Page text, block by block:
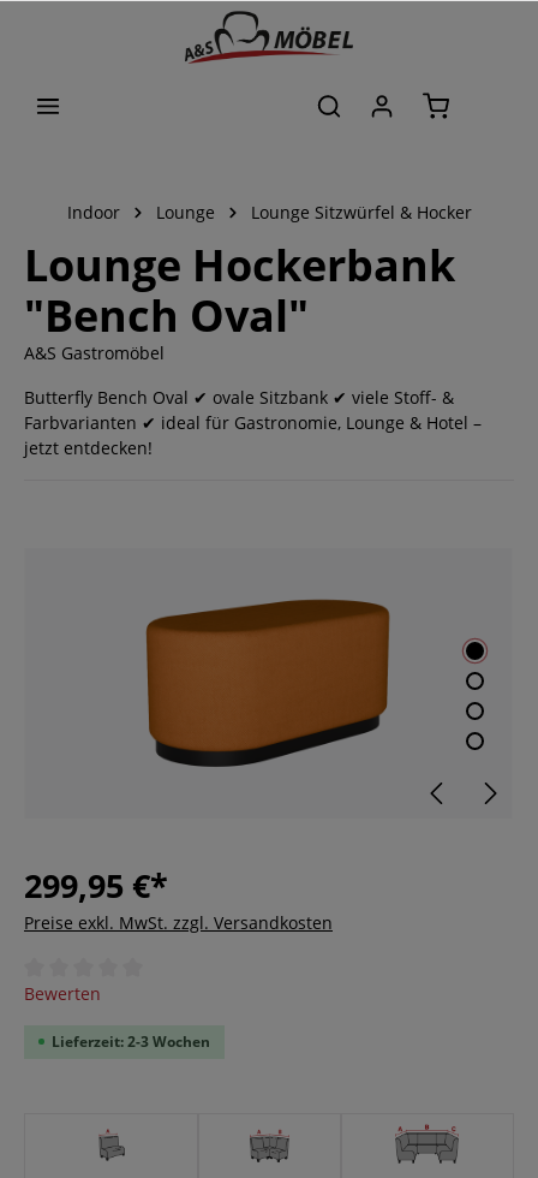
Indoor Lounge Lounge Sitzwürfel & Hocker
Lounge Hockerbank
"Bench Oval"
A&S Gastromöbel
Butterfly Bench Oval ✔ ovale Sitzbank ✔ viele Stoff- &
Farbvarianten ✔ ideal für Gastronomie, Lounge & Hotel –
jetzt entdecken!
299,95 €*
Preise exkl. MwSt. zzgl. Versandkosten
Durchschnittliche Bewertung von 0 von 5 Sternen
Bewerten
Lieferzeit: 2-3 Wochen